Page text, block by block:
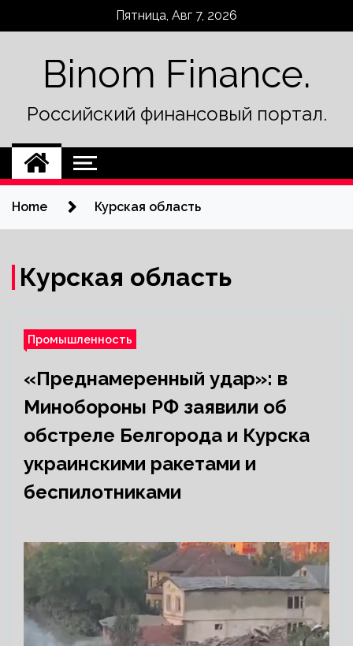
Пятница, Авг 7, 2026
Binom Finance.
Российский финансовый портал.
Home Курская область
Курская область
Промышленность
«Преднамеренный удар»: в
Минобороны РФ заявили об
обстреле Белгорода и Курска
украинскими ракетами и
беспилотниками